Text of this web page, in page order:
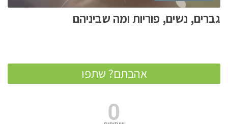
גברים, נשים, פוריות ומה שביניהם
אהבתם? שתפו
0